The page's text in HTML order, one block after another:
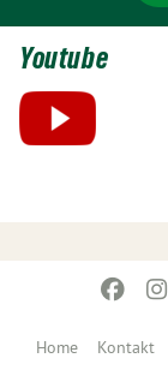
Home Kontakt
Youtube